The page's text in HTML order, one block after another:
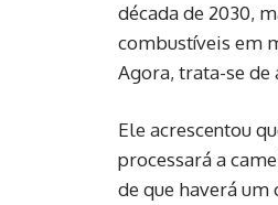
década de 2030,
combustíveis em
Agora, trata-se de
Ele acrescentou
processará a
de que haverá um